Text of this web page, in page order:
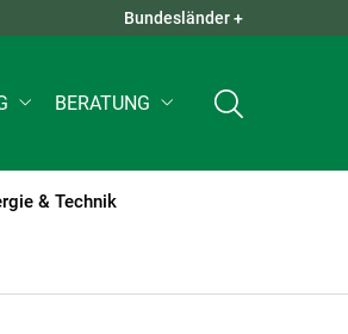
QUICK LINKS +
Bundesländer +
BERATUNG
& Technik